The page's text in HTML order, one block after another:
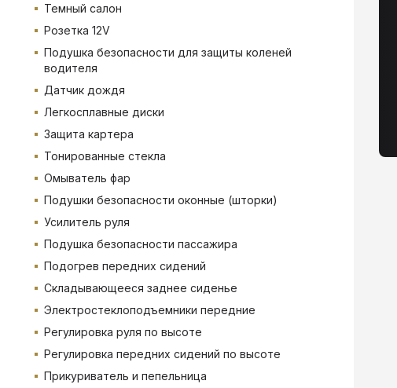
Темный салон
Розетка 12V
Подушка безопасности для защиты коленей
водителя
Датчик дождя
Легкосплавные диски
Защита картера
Тонированные стекла
Омыватель фар
Подушки безопасности оконные (шторки)
Усилитель руля
Подушка безопасности пассажира
Подогрев передних сидений
Складывающееся заднее сиденье
Электростеклоподъемники передние
Регулировка руля по высоте
Регулировка передних сидений по высоте
Прикуриватель и пепельница